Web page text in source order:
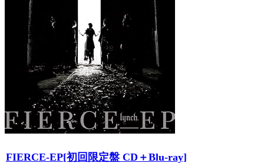
FIERCE-EP[初回限定盤 CD＋Blu-ray]